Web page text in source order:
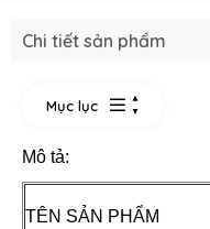
Chi tiết sản phẩm
Mục lục
Mô tả:
TÊN SẢN PHẨM